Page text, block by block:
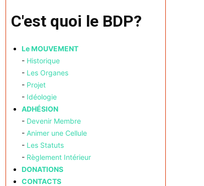
C'est quoi le BDP?
Le MOUVEMENT
- Historique
- Les Organes
- Projet
- Idéologie
ADHÉSION
- Devenir Membre
- Animer une Cellule
- Les Statuts
- Règlement Intérieur
DONATIONS
CONTACTS